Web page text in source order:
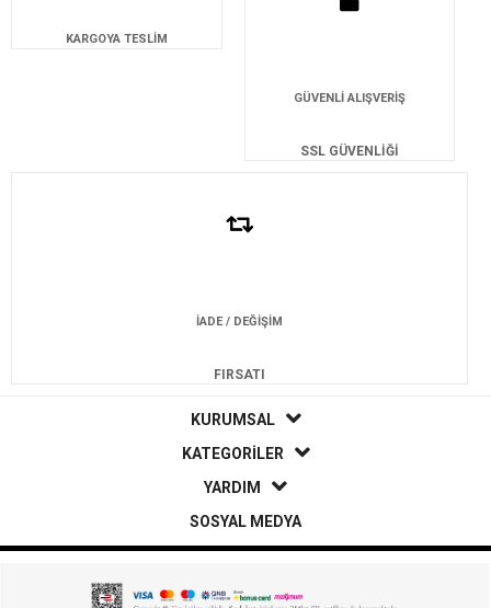
KARGOYA TESLİM
GÜVENLİ ALIŞVERİŞ
SSL GÜVENLİĞİ
İADE / DEĞİŞİM
FIRSATI
KURUMSAL
KATEGORİLER
YARDIM
SOSYAL MEDYA